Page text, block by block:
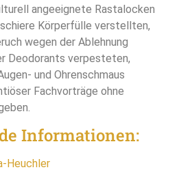
angeeignete Rastalocken
Körperfülle verstellten,
wegen der Ablehnung
Deodorants verpesteten,
und Ohrenschmaus
Fachvorträge ohne
Informationen:
Heuchler